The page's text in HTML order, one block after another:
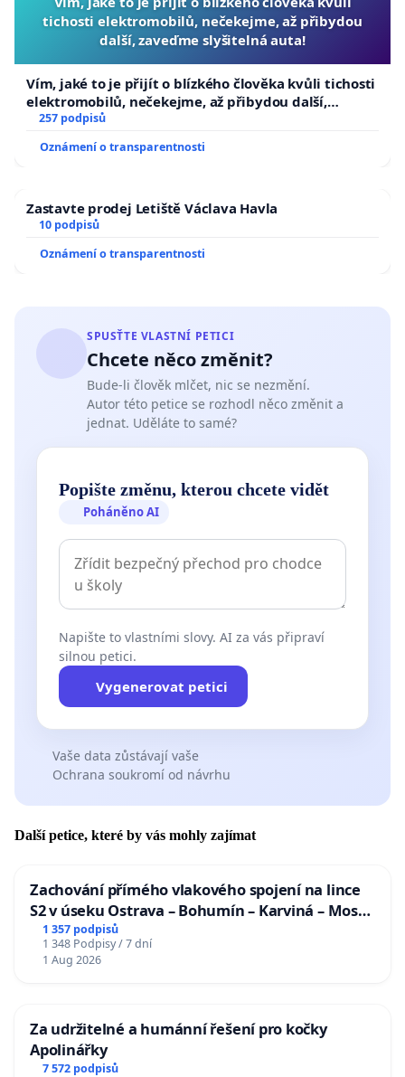
tichosti elektromobilů, nečekejme, až přibydou
další, zaveďme slyšitelná auta!
Vím, jaké to je přijít o blízkého člověka kvůli tichosti
elektromobilů, nečekejme, až přibydou další,
zaveďme slyšitelná auta!
257 podpisů
Oznámení o transparentnosti
Zastavte prodej Letiště Václava Havla
10 podpisů
Oznámení o transparentnosti
SPUSŤTE VLASTNÍ PETICI
Chcete něco změnit?
Bude-li člověk mlčet, nic se nezmění.
Autor této petice se rozhodl něco změnit a
jednat. Uděláte to samé?
Popište změnu, kterou chcete vidět
Poháněno AI
Napište to vlastními slovy. AI za vás připraví
silnou petici.
Vygenerovat petici
Vaše data zůstávají vaše
Ochrana soukromí od návrhu
Další petice, které by vás mohly zajímat
Zachování přímého vlakového spojení na lince
S2 v úseku Ostrava – Bohumín – Karviná – Mosty
u Jablunkova
1 357 podpisů
1 348 Podpisy / 7 dní
1 Aug 2026
Za udržitelné a humánní řešení pro kočky
Apolinářky
7 572 podpisů